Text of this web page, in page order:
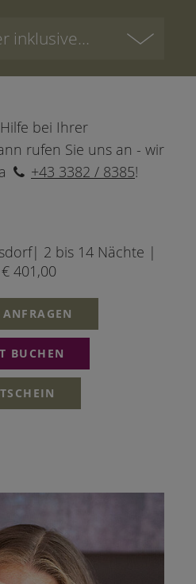
inklusive...
bei Ihrer
rufen Sie uns an - wir
+43 3382 / 8385!
2 bis 14 Nächte |
401,00
ANFRAGEN
BUCHEN